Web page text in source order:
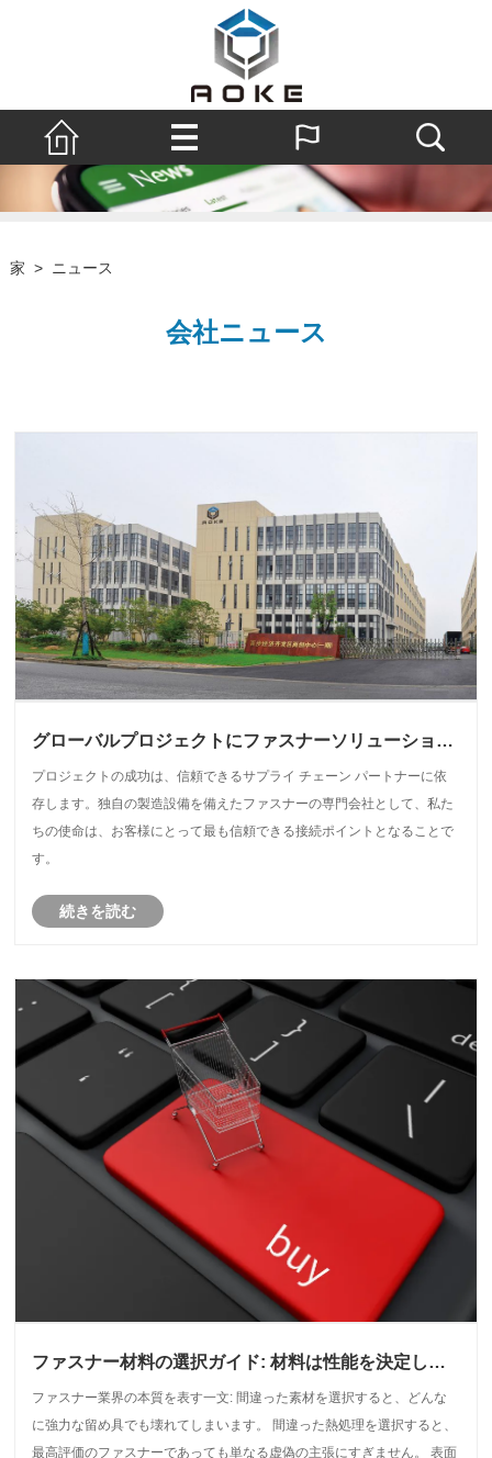
家 > ニュース
会社ニュース
グローバルプロジェクトにファスナーソリューション
プロジェクトの成功は、信頼できるサプライ チェーン パートナーに依
存します。独自の製造設備を備えたファスナーの専門会社として、私た
ちの使命は、お客様にとって最も信頼できる接続ポイントとなることで
す。
続きを読む
ファスナー材料の選択ガイド: 材料は性能を決定し、
ます。
ファスナー業界の本質を表す一文: 間違った素材を選択すると、どんな
に強力な留め具でも壊れてしまいます。 間違った熱処理を選択すると、
最高評価のファスナーであっても単なる虚偽の主張にすぎません。 表面